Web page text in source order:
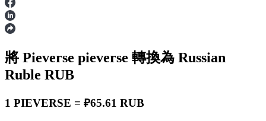
合約
將 Pieverse pieverse 轉換為 Russian
Ruble RUB
1 PIEVERSE = ₽65.61 RUB